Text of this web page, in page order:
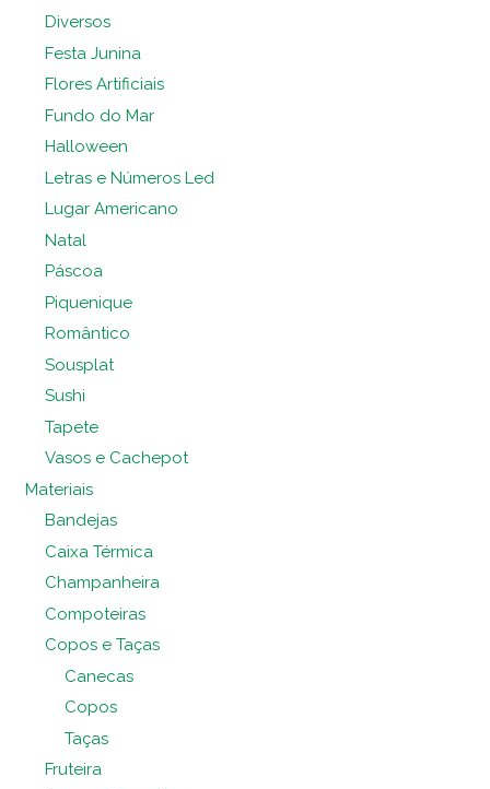
Diversos
Festa Junina
Flores Artificiais
Fundo do Mar
Halloween
Letras e Números Led
Lugar Americano
Natal
Páscoa
Piquenique
Romântico
Sousplat
Sushi
Tapete
Vasos e Cachepot
Materiais
Bandejas
Caixa Térmica
Champanheira
Compoteiras
Copos e Taças
Canecas
Copos
Taças
Fruteira